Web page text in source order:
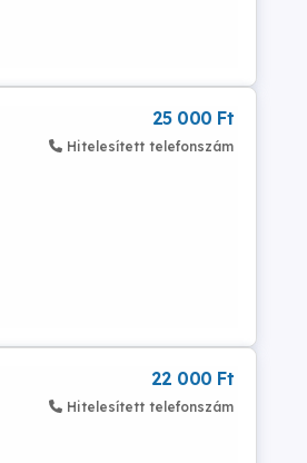
25 000 Ft
Hitelesített telefonszám
22 000 Ft
Hitelesített telefonszám